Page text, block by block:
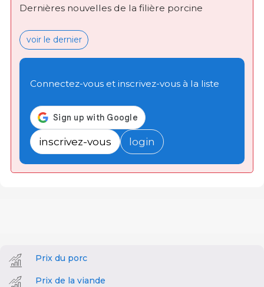
Dernières nouvelles de la filière porcine
voir le dernier
Connectez-vous et inscrivez-vous à la liste
inscrivez-vous login
Prix du porc
Prix de la viande